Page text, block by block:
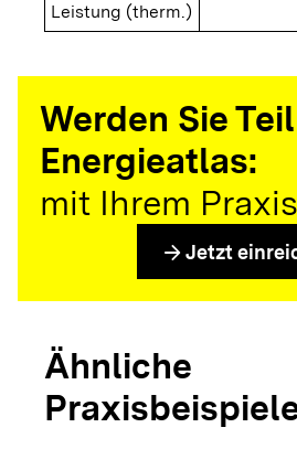
Leistung (therm.)
Werden Sie
Energieatlas:
mit Ihrem
arrow_forward Jetzt
Ähnliche